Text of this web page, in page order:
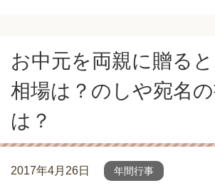
お中元を両親に贈る
相場は？のしや宛名
は？
2017年4月26日 年間行事